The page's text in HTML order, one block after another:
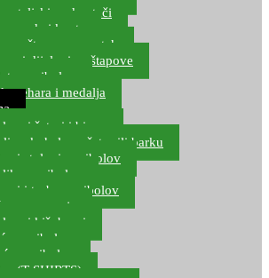
podmetači
posude i kante
za štapove – match
dijelovi za štapove
za ribolov
pehara i medalja
šatori i bivvy
kuhala za šator ili barku
i stolovi za ribolov
za ribolov
i torbe za ribolov
za spavanje
kišobrani
za ribolov
za ribolov
(T-SHIRTS)